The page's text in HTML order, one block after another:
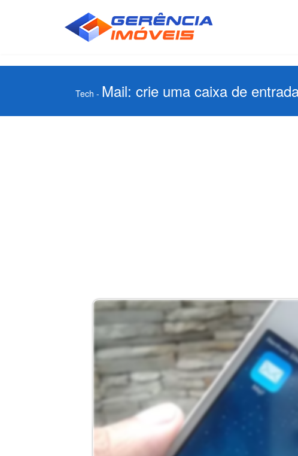
Tech - Mail: crie uma caixa de